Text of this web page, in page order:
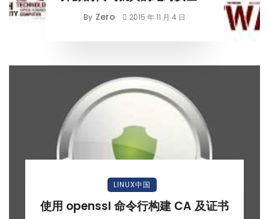
By Zero 2015 年 11 月 4 日
LINUX中国
使用 openssl 命令行构建 CA 及证书